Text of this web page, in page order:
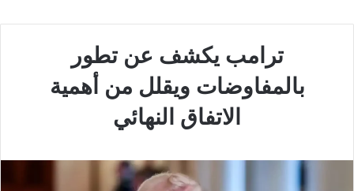
ترامب يكشف عن تطور
بالمفاوضات ويقلل من أهمية
الاتفاق النهائي